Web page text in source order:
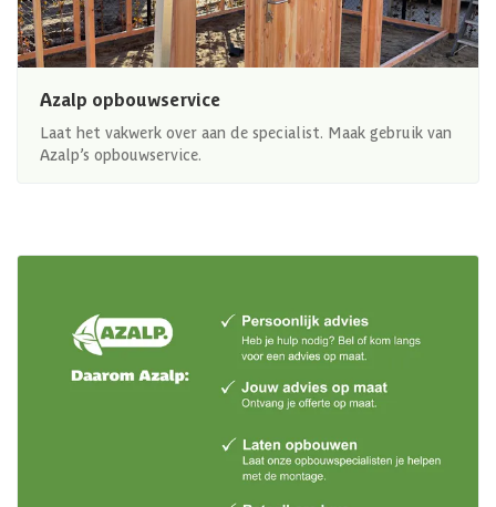
Azalp opbouwservice
Laat het vakwerk over aan de specialist. Maak gebruik van
Azalp’s opbouwservice.